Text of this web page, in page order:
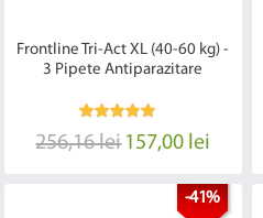
Frontline Tri-Act XL (40-60 kg) -
3 Pipete Antiparazitare
256,16 lei 157,00 lei
-41%